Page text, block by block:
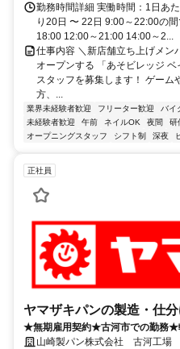
勤務時間詳細 実働時間：1日あ
り20日 〜 22日 9:00～22:00の
18:00 12:00～21:00 14:00～2...
仕事内容 ＼新店舗立ち上げメン
オープンする 「あそビレッジ
スタッフを募集します！ ゲーム
方、...
業界未経験者歓迎 フリーター歓迎 バイ
未経験者歓迎
午前 ネイルOK 夜間 研
オープニングスタッフ
シフト制 深夜
正社員
ヤマザキパンの製造・仕
★無期雇用契約★古河市での勤務★
山崎製パン株式会社 古河工場